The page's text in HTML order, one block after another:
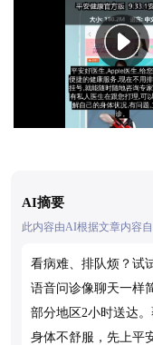
AI摘要
此内容由AI根据文章内容
看病难、排队烦？试
语音问诊像聊天一样
部分地区2小时送达
身体不舒服，先上平